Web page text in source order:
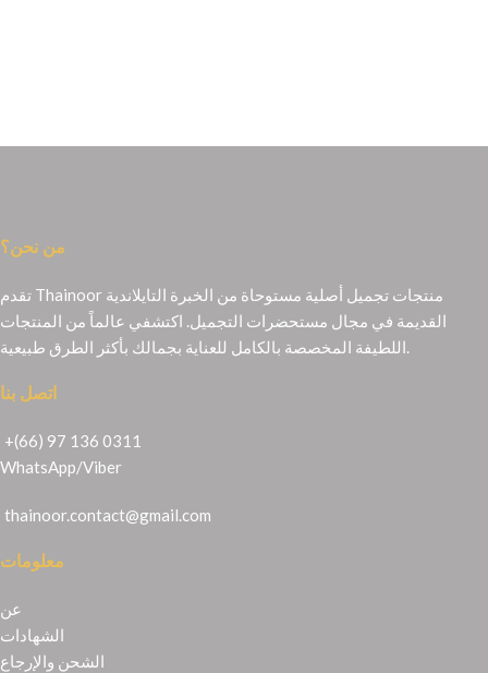
من نحن؟
تقدم Thainoor منتجات تجميل أصلية مستوحاة من الخبرة التايلاندية
القديمة في مجال مستحضرات التجميل. اكتشفي عالماً من المنتجات
اللطيفة المخصصة بالكامل للعناية بجمالك بأكثر الطرق طبيعية.
اتصل بنا
+(66) 97 136 0311
WhatsApp/Viber
thainoor.contact@gmail.com
معلومات
عن
الشهادات
الشحن والإرجاع